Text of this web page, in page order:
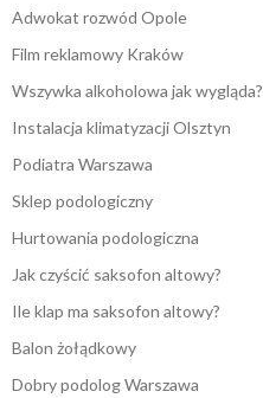
Adwokat rozwód Opole
Film reklamowy Kraków
Wszywka alkoholowa jak wygląda?
Instalacja klimatyzacji Olsztyn
Podiatra Warszawa
Sklep podologiczny
Hurtowania podologiczna
Jak czyścić saksofon altowy?
Ile klap ma saksofon altowy?
Balon żołądkowy
Dobry podolog Warszawa